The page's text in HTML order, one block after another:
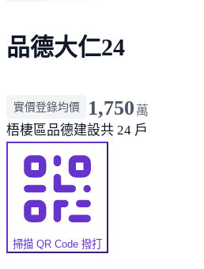
品德大仁24
實價登錄均價 1,750 萬
梧棲區品德建設共 24 戶
掃描 QR Code 撥打